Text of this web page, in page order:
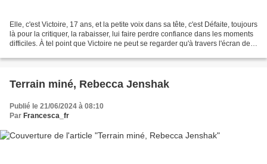
Elle, c'est Victoire, 17 ans, et la petite voix dans sa tête, c'est Défaite, toujours
là pour la critiquer, la rabaisser, lui faire perdre confiance dans les moments
difficiles. À tel point que Victoire ne peut se regarder qu'à travers l'écran de
Terrain miné, Rebecca Jenshak
Publié le 21/06/2024 à 08:10
Par Francesca_fr